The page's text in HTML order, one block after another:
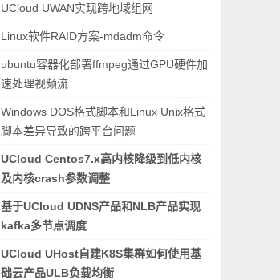
UCloud UWAN实现跨地域组网
Linux软件RAID方案-mdadm命令
ubuntu容器化部署ffmpeg通过GPU硬件加
速处理视频流
Windows DOS格式脚本和Linux Unix格式
脚本差异导致的跨平台问题
UCloud Centos7.x高内核降级到低内核
及内核crash参数调整
基于UCloud UDNS产品和NLB产品实现
kafka多节点调度
UCloud UHost自建K8S集群如何使用基
础云产品ULB负载均衡